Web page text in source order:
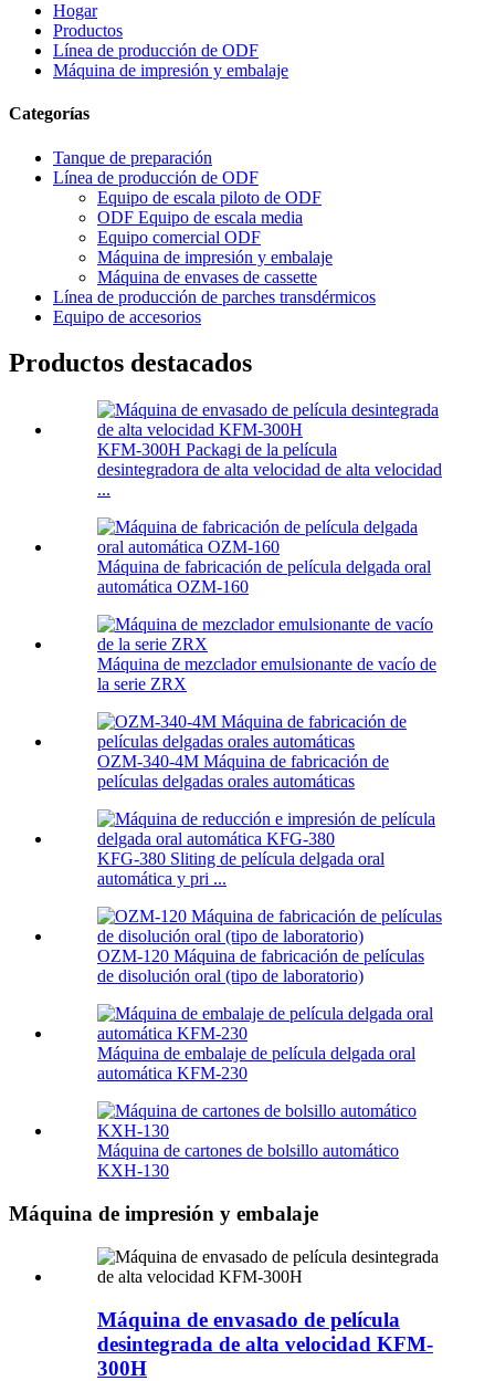
Hogar
Productos
Línea de producción de ODF
Máquina de impresión y embalaje
Categorías
Tanque de preparación
Línea de producción de ODF
Equipo de escala piloto de ODF
ODF Equipo de escala media
Equipo comercial ODF
Máquina de impresión y embalaje
Máquina de envases de cassette
Línea de producción de parches transdérmicos
Equipo de accesorios
Productos destacados
KFM-300H Packagi de la película
desintegradora de alta velocidad de alta velocidad
...
Máquina de fabricación de película delgada oral
automática OZM-160
Máquina de mezclador emulsionante de vacío de
la serie ZRX
OZM-340-4M Máquina de fabricación de
películas delgadas orales automáticas
KFG-380 Sliting de película delgada oral
automática y pri ...
OZM-120 Máquina de fabricación de películas
de disolución oral (tipo de laboratorio)
Máquina de embalaje de película delgada oral
automática KFM-230
Máquina de cartones de bolsillo automático
KXH-130
Máquina de impresión y embalaje
Máquina de envasado de película
desintegrada de alta velocidad KFM-
300H